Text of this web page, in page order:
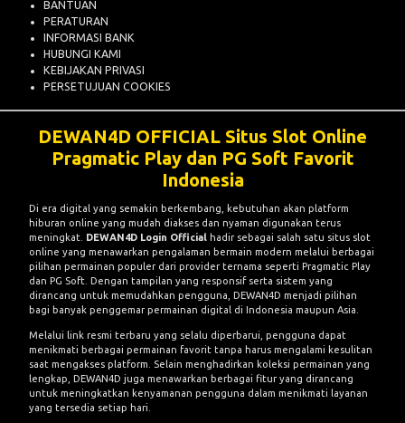
BANTUAN
PERATURAN
INFORMASI BANK
HUBUNGI KAMI
KEBIJAKAN PRIVASI
PERSETUJUAN COOKIES
DEWAN4D OFFICIAL Situs Slot Online
Pragmatic Play dan PG Soft Favorit
Indonesia
Di era digital yang semakin berkembang, kebutuhan akan platform
hiburan online yang mudah diakses dan nyaman digunakan terus
meningkat. DEWAN4D Login Official hadir sebagai salah satu situs slot
online yang menawarkan pengalaman bermain modern melalui berbagai
pilihan permainan populer dari provider ternama seperti Pragmatic Play
dan PG Soft. Dengan tampilan yang responsif serta sistem yang
dirancang untuk memudahkan pengguna, DEWAN4D menjadi pilihan
bagi banyak penggemar permainan digital di Indonesia maupun Asia.
Melalui link resmi terbaru yang selalu diperbarui, pengguna dapat
menikmati berbagai permainan favorit tanpa harus mengalami kesulitan
saat mengakses platform. Selain menghadirkan koleksi permainan yang
lengkap, DEWAN4D juga menawarkan berbagai fitur yang dirancang
untuk meningkatkan kenyamanan pengguna dalam menikmati layanan
yang tersedia setiap hari.